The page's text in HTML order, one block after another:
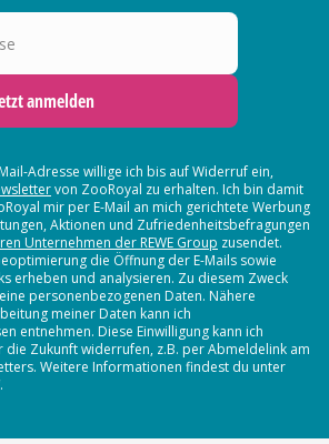
anmelden
Adresse willige ich bis auf Widerruf ein,
von ZooRoyal zu erhalten. Ich bin damit
mir per E-Mail an mich gerichtete Werbung
Aktionen und Zufriedenheitsbefragungen
Unternehmen der REWE Group zusendet.
die Öffnung der E-Mails sowie
erheben und analysieren. Zu diesem Zweck
personenbezogenen Daten. Nähere
meiner Daten kann ich
entnehmen. Diese Einwilligung kann ich
Zukunft widerrufen, z.B. per Abmeldelink am
Weitere Informationen findest du unter